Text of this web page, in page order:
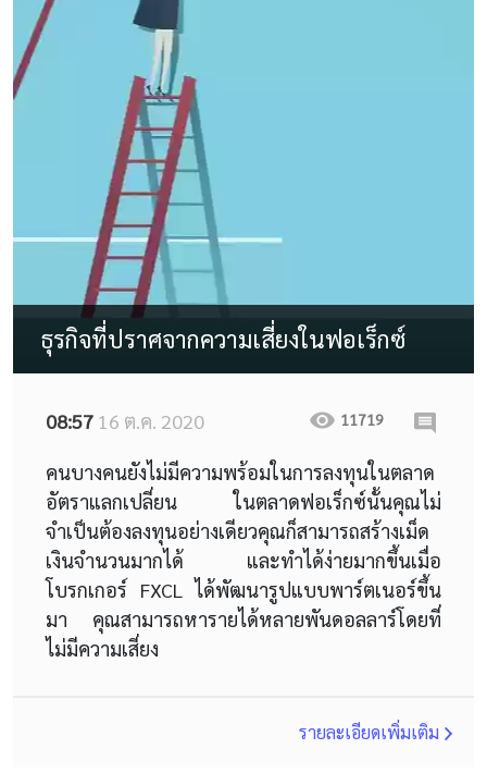
ธุรกิจที่ปราศจากความเสี่ยงในฟอเร็กซ์
08:57 16 ต.ค. 2020 11719
คนบางคนยังไม่มีความพร้อมในการลงทุนในตลาด
อัตราแลกเปลี่ยน ในตลาดฟอเร็กซ์นั้นคุณไม่
จำเป็นต้องลงทุนอย่างเดียวคุณก็สามารถสร้างเม็ด
เงินจำนวนมากได้ และทำได้ง่ายมากขึ้นเมื่อ
โบรกเกอร์ FXCL ได้พัฒนารูปแบบพาร์ตเนอร์ขึ้น
มา คุณสามารถหารายได้หลายพันดอลลาร์โดยที่
ไม่มีความเสี่ยง
รายละเอียดเพิ่มเติม